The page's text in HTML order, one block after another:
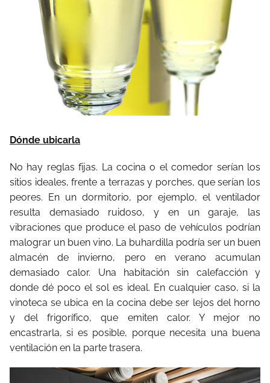
Dónde ubicarla
No hay reglas fijas. La cocina o el comedor serían los
sitios ideales, frente a terrazas y porches, que serían los
peores. En un dormitorio, por ejemplo, el ventilador
resulta demasiado ruidoso, y en un garaje, las
vibraciones que produce el paso de vehículos podrían
malograr un buen vino. La buhardilla podría ser un buen
almacén de invierno, pero en verano acumulan
demasiado calor. Una habitación sin calefacción y
donde dé poco el sol es ideal. En cualquier caso, si la
vinoteca se ubica en la cocina debe ser lejos del horno
y del frigorífico, que emiten calor. Y mejor no
encastrarla, si es posible, porque necesita una buena
ventilación en la parte trasera.